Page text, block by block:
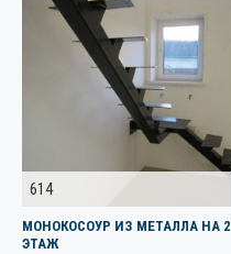
614
МОНОКОСОУР ИЗ МЕТАЛЛА НА 2
ЭТАЖ